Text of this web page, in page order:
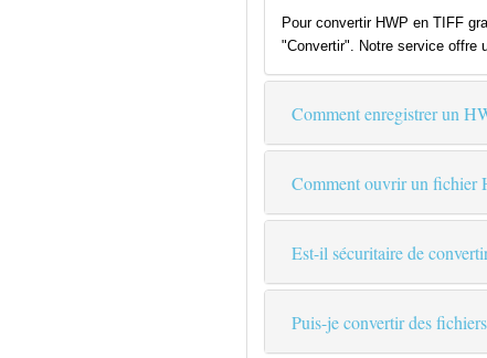
Pour convertir HWP en TIFF
"Convertir". Notre service offre
Comment enregistrer un
Comment ouvrir un fichier
Est-il sécuritaire de
Puis-je convertir des